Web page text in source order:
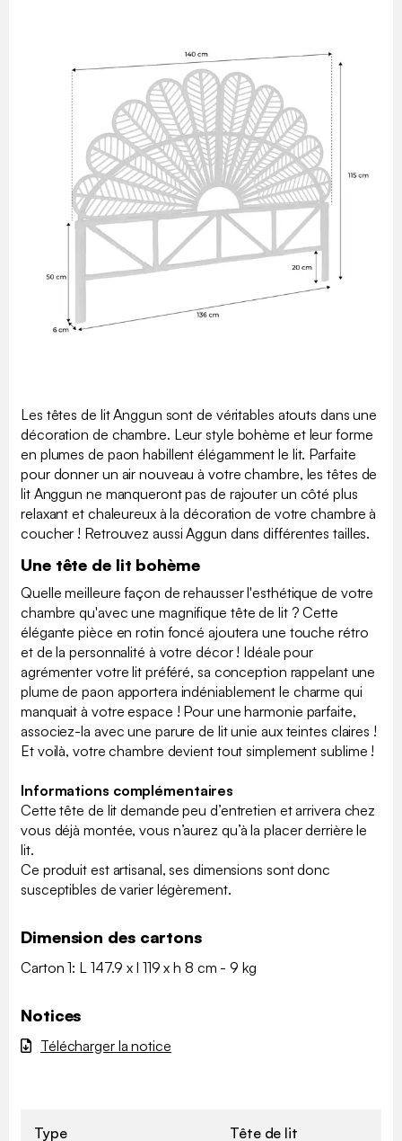
Les têtes de lit Anggun sont de véritables atouts dans une
décoration de chambre. Leur style bohème et leur forme
en plumes de paon habillent élégamment le lit. Parfaite
pour donner un air nouveau à votre chambre, les têtes de
lit Anggun ne manqueront pas de rajouter un côté plus
relaxant et chaleureux à la décoration de votre chambre à
coucher ! Retrouvez aussi Aggun dans différentes tailles.
Une tête de lit bohème
Quelle meilleure façon de rehausser l'esthétique de votre
chambre qu'avec une magnifique tête de lit ? Cette
élégante pièce en rotin foncé ajoutera une touche rétro
et de la personnalité à votre décor ! Idéale pour
agrémenter votre lit préféré, sa conception rappelant une
plume de paon apportera indéniablement le charme qui
manquait à votre espace ! Pour une harmonie parfaite,
associez-la avec une parure de lit unie aux teintes claires !
Et voilà, votre chambre devient tout simplement sublime !
Informations complémentaires
Cette tête de lit demande peu d’entretien et arrivera chez
vous déjà montée, vous n’aurez qu’à la placer derrière le
lit.
Ce produit est artisanal, ses dimensions sont donc
susceptibles de varier légèrement.
Dimension des cartons
Carton 1: L 147.9 x l 119 x h 8 cm - 9 kg
Notices
Télécharger la notice
Type Tête de lit